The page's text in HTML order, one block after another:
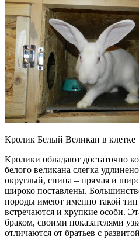
Кролик Белый Великан в клетке
Кролики обладают достаточно
белого великана слегка
округлый, спина – прямая и
широко поставлены.
породы имеют именно такой тип
встречаются и хрупкие особи.
браком, своими показателями
отличаются от братьев с